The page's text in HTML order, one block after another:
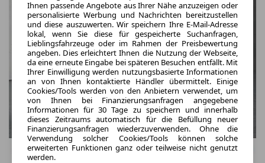
Ihnen passende Angebote aus Ihrer Nähe anzuzeigen oder
personalisierte Werbung und Nachrichten bereitzustellen
und diese auszuwerten. Wir speichern Ihre E-Mail-Adresse
lokal, wenn Sie diese für gespeicherte Suchanfragen,
Lieblingsfahrzeuge oder im Rahmen der Preisbewertung
angeben. Dies erleichtert Ihnen die Nutzung der Webseite,
da eine erneute Eingabe bei späteren Besuchen entfällt. Mit
Ihrer Einwilligung werden nutzungsbasierte Informationen
an von Ihnen kontaktierte Händler übermittelt. Einige
Cookies/Tools werden von den Anbietern verwendet, um
von Ihnen bei Finanzierungsanfragen angegebene
Informationen für 30 Tage zu speichern und innerhalb
dieses Zeitraums automatisch für die Befüllung neuer
Finanzierungsanfragen wiederzuverwenden. Ohne die
Verwendung solcher Cookies/Tools können solche
erweiterten Funktionen ganz oder teilweise nicht genutzt
werden.